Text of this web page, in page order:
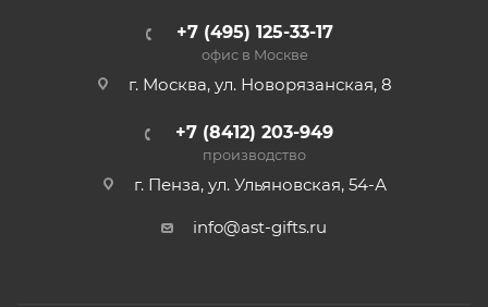
+7 (495) 125-33-17
офис в Москве
г. Москва, ул. Новорязанская, 8
+7 (8412) 203-949
производство
г. Пенза, ул. Ульяновская, 54-А
info@ast-gifts.ru